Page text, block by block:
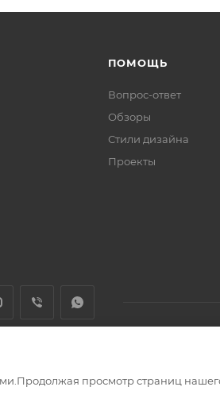
ПОМОЩЬ
Вопрос-ответ
Обзоры
Стили дизайна
Проекты
просмотр страниц